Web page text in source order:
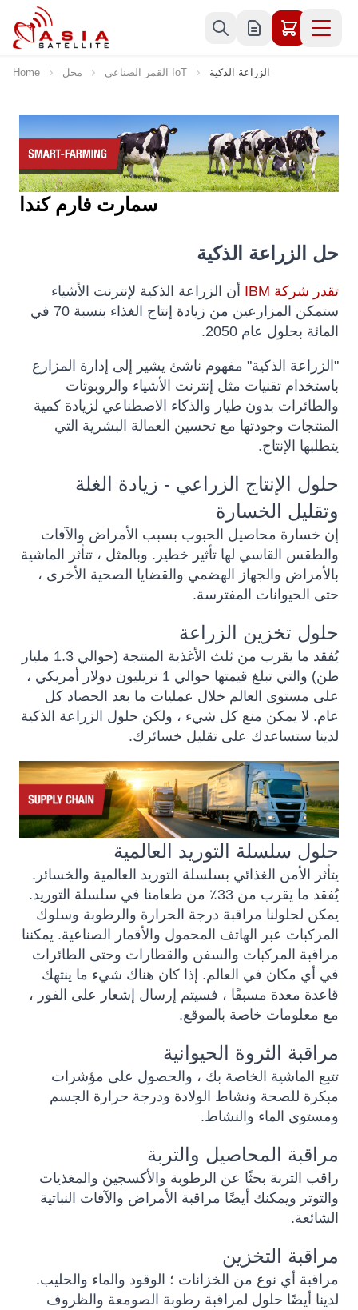
Skip to Content
Home محل القمر الصناعي IoT الزراعة الذكية
سمارت فارم كندا
حل الزراعة الذكية
تقدر شركة IBM
أن الزراعة الذكية لإنترنت الأشياء
ستمكن المزارعين من زيادة إنتاج الغذاء بنسبة 70 في
المائة بحلول عام 2050.
"الزراعة الذكية" مفهوم ناشئ يشير إلى إدارة المزارع
باستخدام تقنيات مثل إنترنت الأشياء والروبوتات
والطائرات بدون طيار والذكاء الاصطناعي لزيادة كمية
المنتجات وجودتها مع تحسين العمالة البشرية التي
يتطلبها الإنتاج.
حلول الإنتاج الزراعي - زيادة الغلة
وتقليل الخسارة
إن خسارة محاصيل الحبوب بسبب الأمراض والآفات
والطقس القاسي لها تأثير خطير. وبالمثل ، تتأثر الماشية
بالأمراض والجهاز الهضمي والقضايا الصحية الأخرى ،
حتى الحيوانات المفترسة.
حلول تخزين الزراعة
يُفقد ما يقرب من ثلث الأغذية المنتجة (حوالي 1.3 مليار
طن) والتي تبلغ قيمتها حوالي 1 تريليون دولار أمريكي ،
على مستوى العالم خلال عمليات ما بعد الحصاد كل
عام. لا يمكن منع كل شيء ، ولكن حلول الزراعة الذكية
لدينا ستساعدك على تقليل خسائرك.
حلول سلسلة التوريد العالمية
يتأثر الأمن الغذائي بسلسلة التوريد العالمية والخسائر.
يُفقد ما يقرب من 33٪ من طعامنا في سلسلة التوريد.
يمكن لحلولنا مراقبة درجة الحرارة والرطوبة وسلوك
المركبات عبر الهاتف المحمول والأقمار الصناعية. يمكننا
مراقبة المركبات والسفن والقطارات وحتى الطائرات
في أي مكان في العالم. إذا كان هناك شيء ما ينتهك
قاعدة معدة مسبقًا ، فسيتم إرسال إشعار على الفور ،
مع معلومات خاصة بالموقع.
مراقبة الثروة الحيوانية
تتبع الماشية الخاصة بك ، والحصول على مؤشرات
مبكرة للصحة ونشاط الولادة ودرجة حرارة الجسم
ومستوى الماء والنشاط.
مراقبة المحاصيل والتربة
راقب التربة بحثًا عن الرطوبة والأكسجين والمغذيات
والتوتر ويمكنك أيضًا مراقبة الأمراض والآفات النباتية
الشائعة.
مراقبة التخزين
مراقبة أي نوع من الخزانات ؛ الوقود والماء والحليب.
لدينا أيضًا حلول لمراقبة رطوبة الصومعة والظروف